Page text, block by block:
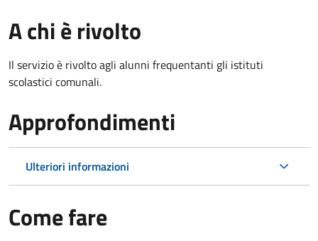
A chi è rivolto
Il servizio è rivolto agli alunni frequentanti gli istituti
scolastici comunali.
Approfondimenti
Ulteriori informazioni
Come fare